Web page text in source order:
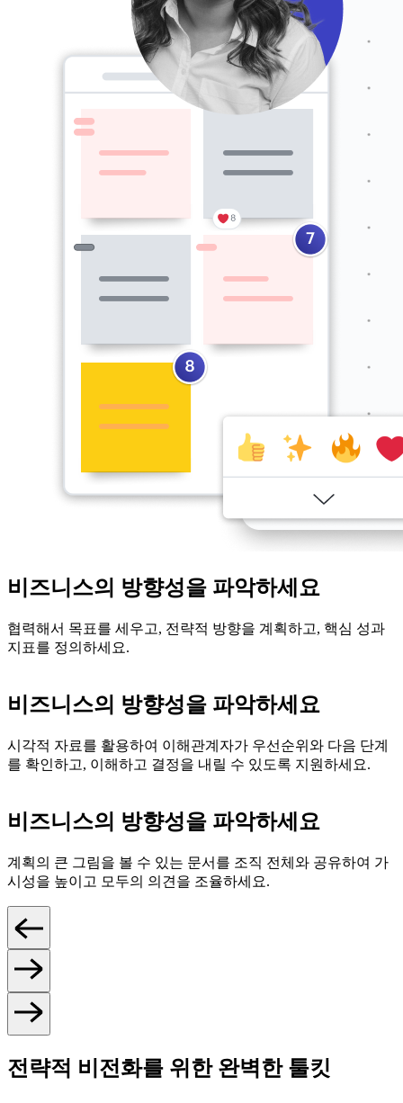
비즈니스의 방향성을 파악하세요
협력해서 목표를 세우고, 전략적 방향을 계획하고, 핵심 성과
지표를 정의하세요.
비즈니스의 방향성을 파악하세요
시각적 자료를 활용하여 이해관계자가 우선순위와 다음 단계
를 확인하고, 이해하고 결정을 내릴 수 있도록 지원하세요.
비즈니스의 방향성을 파악하세요
계획의 큰 그림을 볼 수 있는 문서를 조직 전체와 공유하여 가
시성을 높이고 모두의 의견을 조율하세요.
전략적 비전화를 위한 완벽한 툴킷